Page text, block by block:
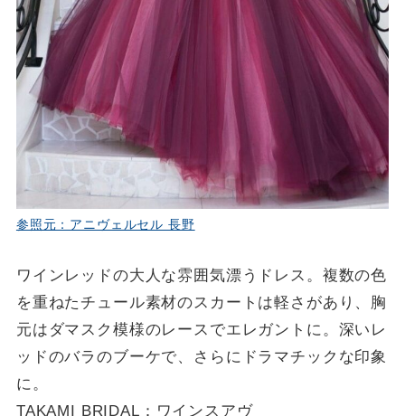
参照元：アニヴェルセル 長野
ワインレッドの大人な雰囲気漂うドレス。複数の色
を重ねたチュール素材のスカートは軽さがあり、胸
元はダマスク模様のレースでエレガントに。深いレ
ッドのバラのブーケで、さらにドラマチックな印象
に。
TAKAMI BRIDAL：ワインスアヴ